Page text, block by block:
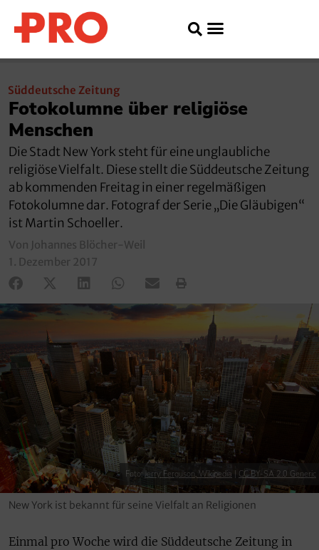
Süddeutsche Zeitung
Fotokolumne über religiöse
Menschen
Die Stadt New York steht für eine unglaubliche
religiöse Vielfalt. Diese stellt die Süddeutsche Zeitung
ab kommenden Freitag in einer regelmäßigen
Fotokolumne dar. Fotograf der Serie „Die Gläubigen“
ist Martin Schoeller.
Von Johannes Blöcher-Weil
1. Dezember 2017
Foto: Jerry Ferguson, Wikipedia CC BY-SA 2.0 Generic
New York ist bekannt für seine Vielfalt an Religionen
Einmal pro Woche wird die Süddeutsche Zeitung in